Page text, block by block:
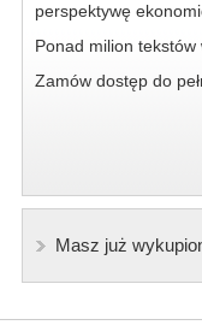
perspektywę
Ponad milion tekstów
Zamów dostęp do
Masz już